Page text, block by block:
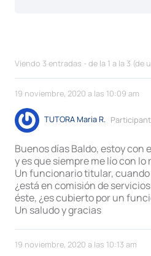
Viendo 3 entradas - de la 1 a la 3 (de
19 noviembre, 2020 a las 10:09 am
TUTORA Maria R.
Buenos días Baldo, estoy con
y es que siempre me lío con lo
Un funcionario titular,
¿está en comisión de
éste, ¿es cubierto por un
Un saludo y gracias
19 noviembre, 2020 a las 10:13 am